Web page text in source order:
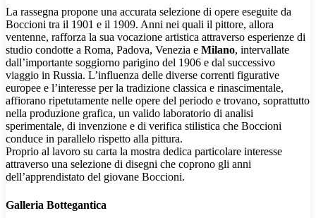
La rassegna propone una accurata selezione di opere eseguite da
Boccioni tra il 1901 e il 1909. Anni nei quali il pittore, allora
ventenne, rafforza la sua vocazione artistica attraverso esperienze di
studio condotte a Roma, Padova, Venezia e Milano, intervallate
dall’importante soggiorno parigino del 1906 e dal successivo
viaggio in Russia. L’influenza delle diverse correnti figurative
europee e l’interesse per la tradizione classica e rinascimentale,
affiorano ripetutamente nelle opere del periodo e trovano, soprattutto
nella produzione grafica, un valido laboratorio di analisi
sperimentale, di invenzione e di verifica stilistica che Boccioni
conduce in parallelo rispetto alla pittura.
Proprio al lavoro su carta la mostra dedica particolare interesse
attraverso una selezione di disegni che coprono gli anni
dell’apprendistato del giovane Boccioni.
Galleria Bottegantica